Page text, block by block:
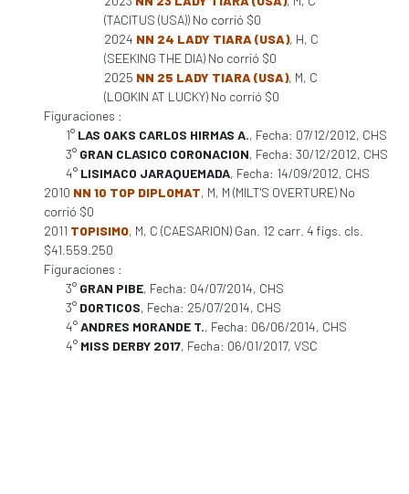
(TACITUS (USA)) No corrió $0
2024 NN 24 LADY TIARA (USA), H, C
(SEEKING THE DIA) No corrió $0
2025 NN 25 LADY TIARA (USA), M, C
(LOOKIN AT LUCKY) No corrió $0
Figuraciones :
1° LAS OAKS CARLOS HIRMAS A., Fecha: 07/12/2012, CHS
3° GRAN CLASICO CORONACION, Fecha: 30/12/2012, CHS
4° LISIMACO JARAQUEMADA, Fecha: 14/09/2012, CHS
2010 NN 10 TOP DIPLOMAT, M, M (MILT'S OVERTURE) No
corrió $0
2011 TOPISIMO, M, C (CAESARION) Gan. 12 carr. 4 figs. cls.
$41.559.250
Figuraciones :
3° GRAN PIBE, Fecha: 04/07/2014, CHS
3° DORTICOS, Fecha: 25/07/2014, CHS
4°ANDRES MORANDE T., Fecha: 06/06/2014, CHS
4° MISS DERBY 2017, Fecha: 06/01/2017, VSC